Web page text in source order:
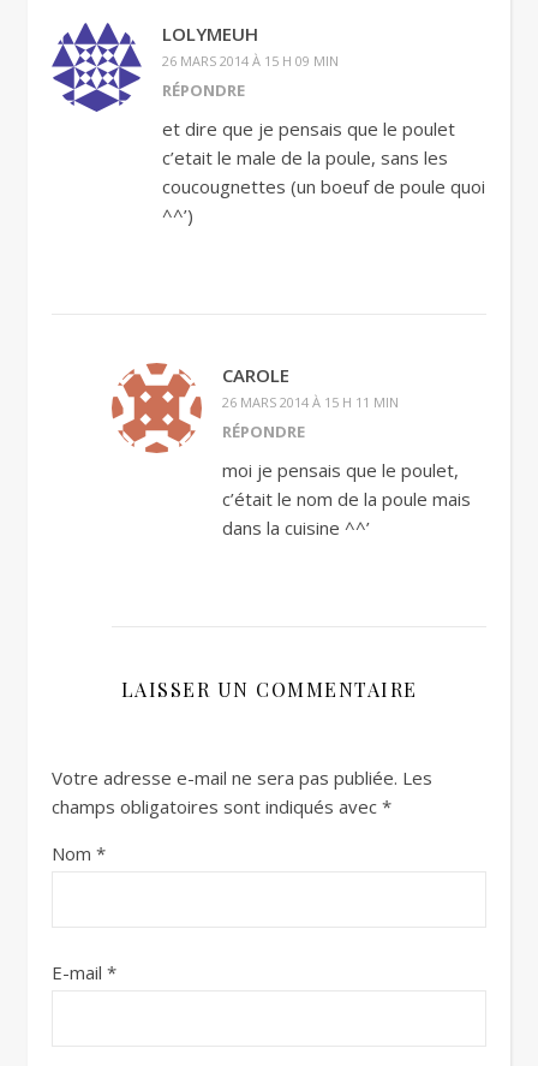
LOLYMEUH
26 MARS 2014 À 15 H 09 MIN
RÉPONDRE
et dire que je pensais que le poulet
c’etait le male de la poule, sans les
coucougnettes (un boeuf de poule quoi
^^’)
CAROLE
26 MARS 2014 À 15 H 11 MIN
RÉPONDRE
moi je pensais que le poulet,
c’était le nom de la poule mais
dans la cuisine ^^’
LAISSER UN COMMENTAIRE
Votre adresse e-mail ne sera pas publiée. Les
champs obligatoires sont indiqués avec *
Nom *
E-mail *